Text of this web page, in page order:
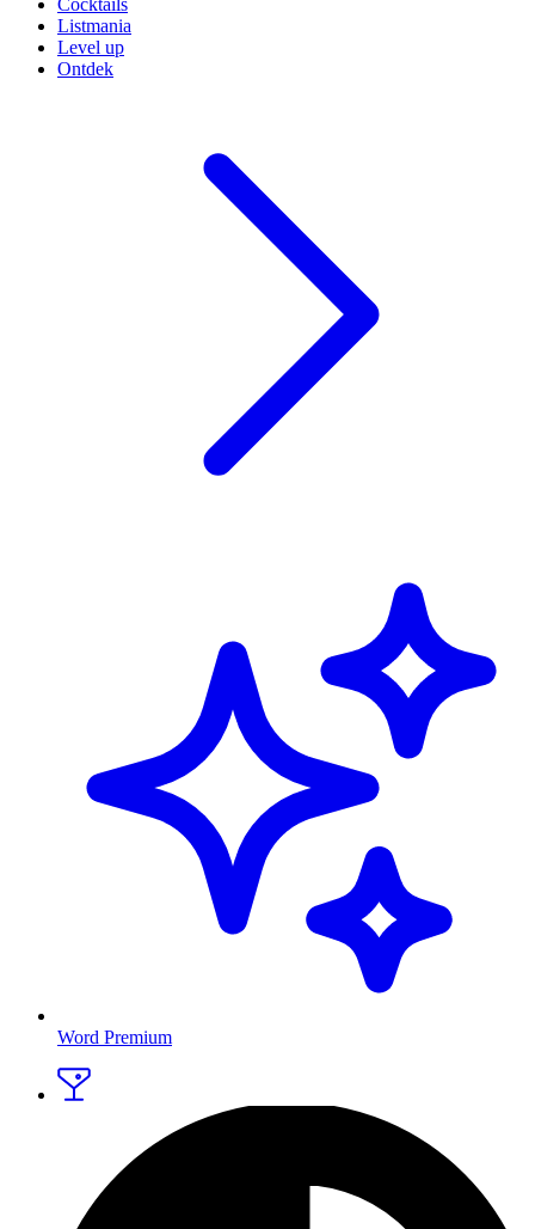
Listmania
Level up
Ontdek
Word Premium